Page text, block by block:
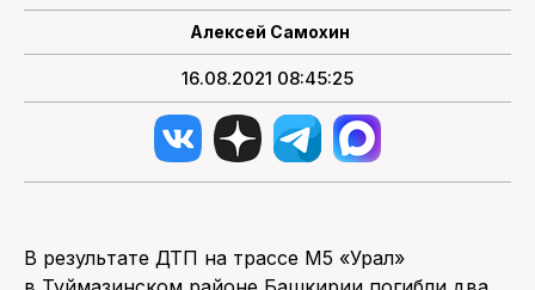
Алексей Самохин
16.08.2021 08:45:25
В результате ДТП на трассе М5 «Урал»